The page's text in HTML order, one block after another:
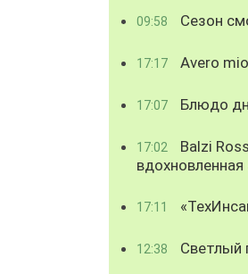
09:58 Сезон
17:17 Avero
17:07 Блюдо
17:02
Balzi
17:11
12:38 Светлый